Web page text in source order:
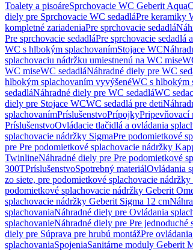
Toalety a pisoáreSprchovacie WC Geberit
diely pre Sprchovacie WC sedadláPre keramiky
kompletné zariadeniaPre sprchovacie sedadlá
Pre sprchovacie sedadláPre sprchovacie sedadlá
WC s hlbokým splachovanímStojace WC
splachovaciu nádržku umiestnenú na WC mise
WC miseWC sedadláNáhradné diely pre WC
hlbokým splachovaním vyvýšenéWC s hlbokým
sedadláNáhradné diely pre WC sedadláWC
diely pre Stojace WCWC sedadlá pre deti
splachovanímPríslušenstvoPrípojkyPripevňovací
PríslušenstvoOvládacie tlačidlá a ovládania
splachovacie nádržky SigmaPre podomietkové
pre Pre podomietkové splachovacie nádržky
TwinlineNáhradné diely pre Pre podomietkové
300TPríslušenstvoSpotrebný materiálOvládania
zo siete, pre podomietkové splachovacie
podomietkové splachovacie nádržky Geberit
splachovacie nádržky Geberit Sigma 12 cm
splachovaniaNáhradné diely pre Ovládania
splachovanieNáhradné diely pre Pre jednoduché
diely pre Súprava pre hrubú montážPre
splachovaniaSpojeniaSanitárne moduly Geberit